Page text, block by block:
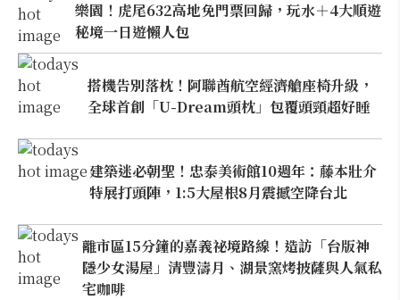
樂園！虎尾632高地免門票回歸，玩水＋4大順遊
秘境一日遊懶人包
搭機告別落枕！阿聯酋航空經濟艙座椅升級，
全球首創「U-Dream頭枕」包覆頭頸超好睡
建築迷必朝聖！忠泰美術館10週年：藤本壯介
特展打頭陣，1:5大屋根8月震撼空降台北
離市區15分鐘的嘉義祕境路線！造訪「台版神
隱少女湯屋」清豐濤月、湖景窯烤披薩與人氣私
宅咖啡